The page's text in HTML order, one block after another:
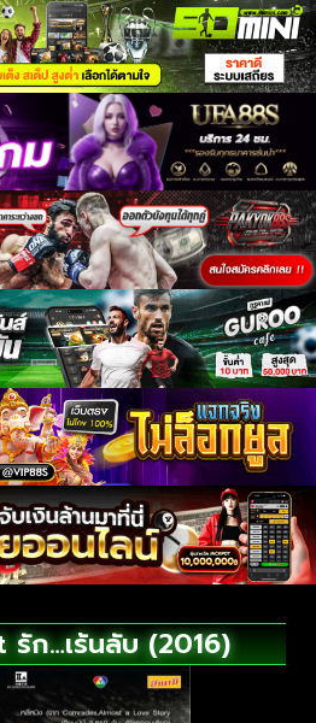
รัก…เร้นลับ (2016)